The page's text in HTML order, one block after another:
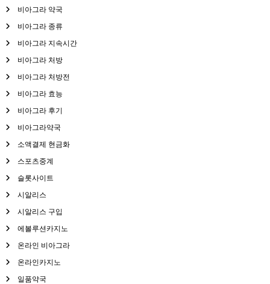
비아그라 약국
비아그라 종류
비아그라 지속시간
비아그라 처방
비아그라 처방전
비아그라 효능
비아그라 후기
비아그라약국
소액결제 현금화
스포츠중계
슬롯사이트
시알리스
시알리스 구입
에볼루션카지노
온라인 비아그라
온라인카지노
일품약국